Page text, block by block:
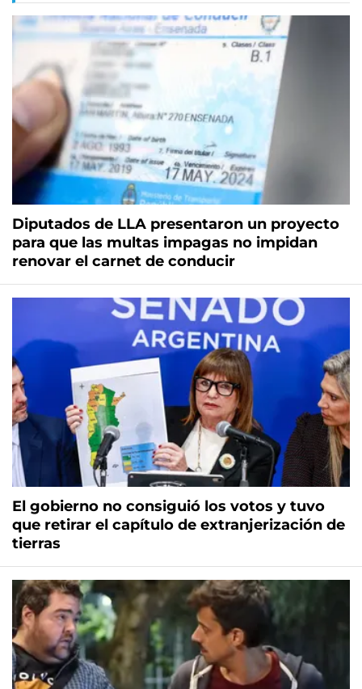
Diputados de LLA presentaron un proyecto
para que las multas impagas no impidan
renovar el carnet de conducir
El gobierno no consiguió los votos y tuvo
que retirar el capítulo de extranjerización de
tierras